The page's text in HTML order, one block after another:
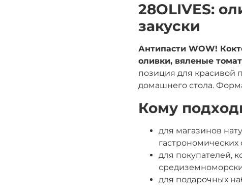
28OLIVES:
закуски
Антипасти WOW!
оливки, вяленые
позиция для красивой
домашнего стола.
Кому
для магазинов
гастрономических
для покупателей,
для подарочных